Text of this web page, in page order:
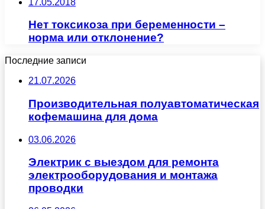
Нет токсикоза при беременности –
норма или отклонение?
Последние записи
21.07.2026
Производительная полуавтоматическая
кофемашина для дома
03.06.2026
Электрик с выездом для ремонта
электрооборудования и монтажа
проводки